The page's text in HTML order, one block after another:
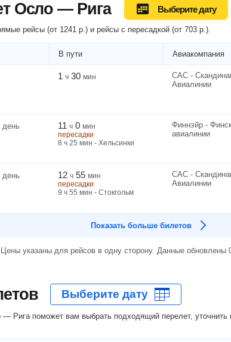
Осло — Рига Выберите дату
рейсы (от 1241 р.) и рейсы с пересадкой (от 703 р.).
В пути Авиакомпания
1 ч 30 мин
САС -
Авиалинии
день
11 ч 0 мин
пересадки
8 ч 25 мин - Хельсинки
Финнэйр -
авиалинии
день
12 ч 55 мин
пересадки
9 ч 55 мин - Стокгольм
САС -
Авиалинии
Показать больше билетов
указаны для рейсов в одну сторону. Данные обновлены
Рига поможет вам выбрать подходящий перелет,